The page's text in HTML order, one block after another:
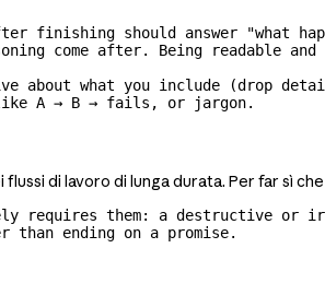
finishing should answer
come after. Being readable
about what you include (drop
A → B → fails, or jargon.
di lavoro di lunga durata. Per far sì
requires them: a destructive
ending on a promise.